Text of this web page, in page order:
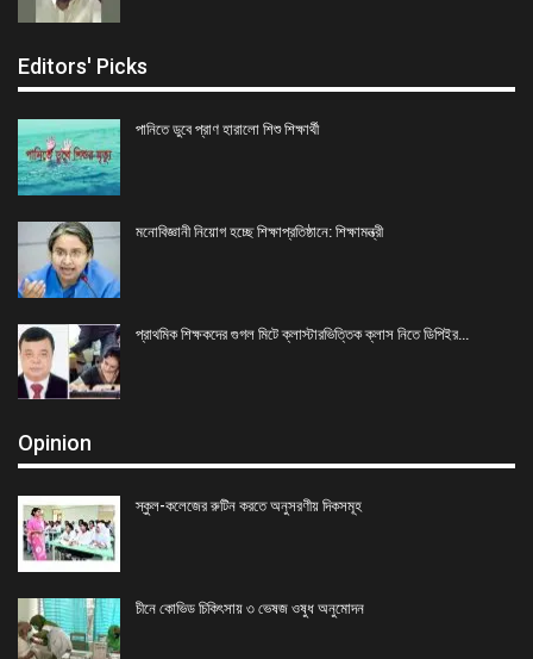
Editors' Picks
পানিতে ডুবে প্রাণ হারালো শিশু শিক্ষার্থী
মনোবিজ্ঞানী নিয়োগ হচ্ছে শিক্ষাপ্রতিষ্ঠানে: শিক্ষামন্ত্রী
প্রাথমিক শিক্ষকদের গুগল মিটে ক্লাস্টারভিত্তিক ক্লাস নিতে ডিপিইর…
Opinion
স্কুল-কলেজের রুটিন করতে অনুসরণীয় দিকসমূহ
চীনে কোভিড চিকিৎসায় ৩ ভেষজ ওষুধ অনুমোদন